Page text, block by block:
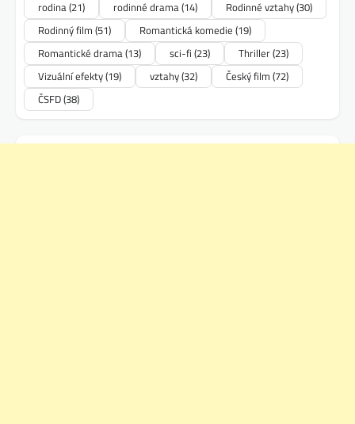
rodina(21) rodinné drama(14) Rodinné vztahy(30)
Rodinný film (51) Romantická komedie (19)
Romantické drama(13) sci-fi (23) Thriller(23)
Vizuální efekty(19) vztahy(32) Český film (72)
ČSFD(38)